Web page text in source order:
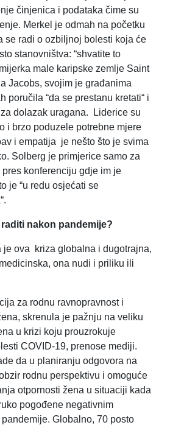
činjenica i podataka čime su
Merkel je odmah na početku
se radi o ozbiljnoj bolesti koja će
stanovništva: “shvatite to
male karipske zemlje Saint
Jacobs, svojim je građanima
poručila “da se prestanu kretati“ i
dolazak uragana. Liderice su
i brzo poduzele potrebne mjere
i empatija je nešto što je svima
Solberg je primjerice samo za
konferenciju gdje im je
je “u redu osjećati se
nakon pandemije?
je ova kriza globalna i dugotrajna,
ona nudi i priliku ili
za rodnu ravnopravnost i
skrenula je pažnju na veliku
u krizi koju prouzrokuje
COVID-19, prenose mediji.
da u planiranju odgovora na
rodnu perspektivu i omoguće
otpornosti žena u situaciji kada
pogođene negativnim
Globalno, 70 posto